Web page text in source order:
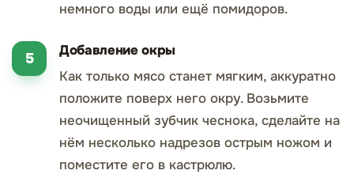
немного воды или ещё помидоров.
Добавление окры
Как только мясо станет мягким, аккуратно
положите поверх него окру. Возьмите
неочищенный зубчик чеснока, сделайте на
нём несколько надрезов острым ножом и
поместите его в кастрюлю.